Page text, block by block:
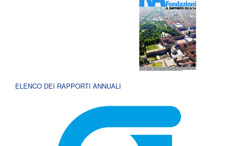
ELENCO DEI RAPPORTI ANNUALI